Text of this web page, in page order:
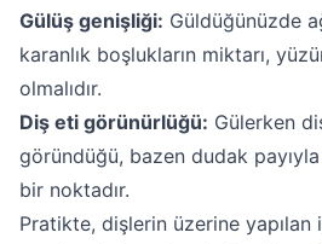
Gülüş genişliği: Güldüğünüzde
karanlık boşlukların miktarı,
olmalıdır.
Diş eti görünürlüğü: Gülerken
göründüğü, bazen dudak
bir noktadır.
Pratikte, dişlerin üzerine yapılan